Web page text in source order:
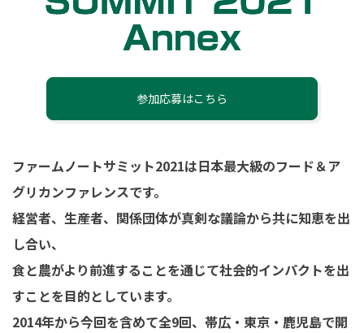
参加応募はこちら
ファームノートサミット2021は日本最大級のフード＆ア
グリカンファレンスです。
経営者、生産者、関係団体が真剣な議論から共に知恵を出
し合い、
食と農がより前進することを通じて社会的インパクトを出
すことを目的としています。
2014年から今回を含めて全9回、帯広・東京・鹿児島で開